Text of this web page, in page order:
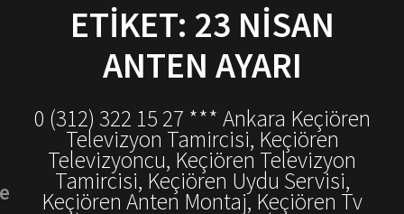
ETIKET: 23 NISAN
ANTEN AYARI
0 (312) 322 15 27 *** Ankara Keçiören
Televizyon Tamircisi, Keçiören
Televizyoncu, Keçiören Televizyon
Tamircisi, Keçiören Uydu Servisi,
Keçiören Anten Montaj, Keçiören Tv